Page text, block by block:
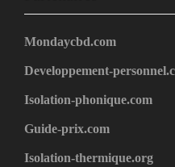
Mondaycbd.com
Developpement-
Isolation-phonique.com
Guide-prix.com
Isolation-thermique.org